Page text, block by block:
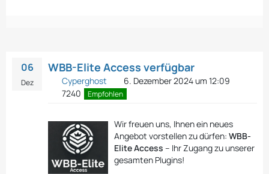
06
Dez
WBB-Elite Access verfügbar
Cyperghost
6. Dezember 2024 um 12:09
7240
Empfohlen
Wir freuen uns, Ihnen ein neues
Angebot vorstellen zu dürfen: WBB-
Elite Access – Ihr Zugang zu unserer
gesamten Plugins!